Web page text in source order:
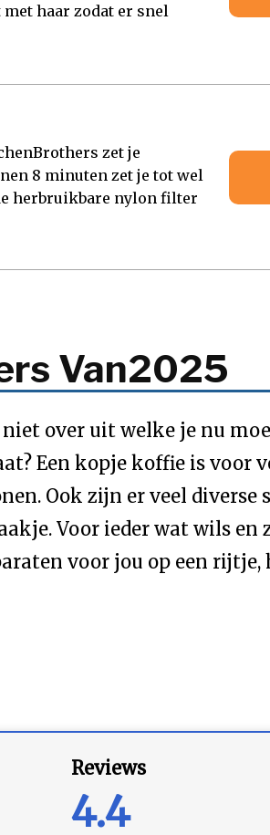
haar zodat er snel
zet je
8 minuten zet je tot wel
herbruikbare nylon filter
Van2025
over uit welke je nu
Een kopje koffie is voor
Ook zijn er veel diverse
Voor ieder wat wils en
voor jou op een rijtje,
Reviews
4.4